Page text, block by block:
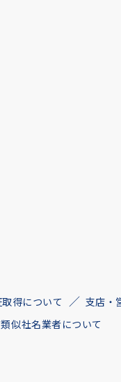
得について 支店・
似社名業者について